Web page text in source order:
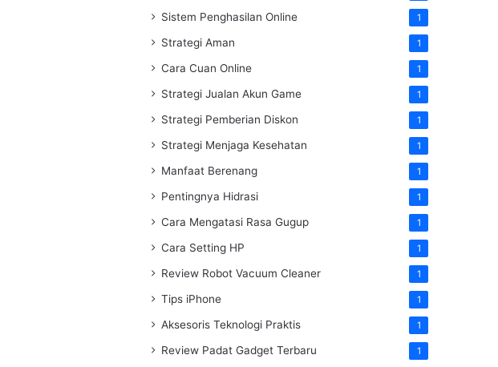
Sistem Penghasilan Online 1
Strategi Aman 1
Cara Cuan Online 1
Strategi Jualan Akun Game 1
Strategi Pemberian Diskon 1
Strategi Menjaga Kesehatan 1
Manfaat Berenang 1
Pentingnya Hidrasi 1
Cara Mengatasi Rasa Gugup 1
Cara Setting HP 1
Review Robot Vacuum Cleaner 1
Tips iPhone 1
Aksesoris Teknologi Praktis 1
Review Padat Gadget Terbaru 1